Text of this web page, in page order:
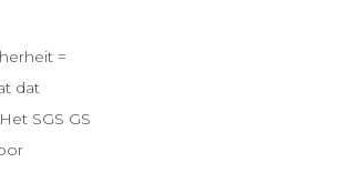
=
dat
SGS GS